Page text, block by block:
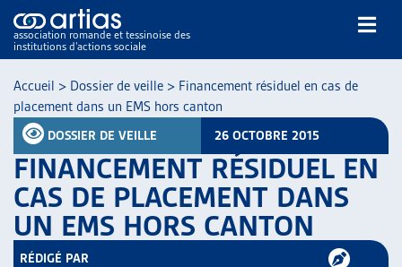
association romande et tessinoise des
institutions d’actions sociale
NOS PUBLICATIONS
ARTICLES
Accueil > Dossier de veille > Financement résiduel en cas de
placement dans un EMS hors canton
DOSSIER DE VEILLE 26 OCTOBRE 2015
FINANCEMENT RÉSIDUEL EN
CAS DE PLACEMENT DANS
UN EMS HORS CANTON
RÉDIGÉ PAR